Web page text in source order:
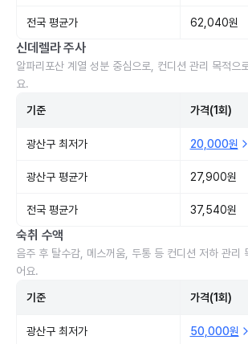
전국 평균가 62,040원
신데렐라 주사
알파리포산 계열 성분 중심으로, 컨디션 관리 목적으
요.
기준 가격(1회)
광산구 최저가 20,000원
광산구 평균가 27,900원
전국 평균가 37,540원
숙취 수액
음주 후 탈수감, 메스꺼움, 두통 등 컨디션 저하 관리
어요.
기준 가격(1회)
광산구 최저가 50,000원